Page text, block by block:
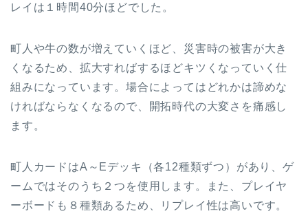
レイは１時間40分ほどでした。
町人や牛の数が増えていくほど、災害時の被害が大き
くなるため、拡大すればするほどキツくなっていく仕
組みになっています。場合によってはどれかは諦めな
ければならなくなるので、開拓時代の大変さを痛感し
ます。
町人カードはA～Eデッキ（各12種類ずつ）があり、ゲ
ームではそのうち２つを使用します。また、プレイヤ
ーボードも８種類あるため、リプレイ性は高いです。